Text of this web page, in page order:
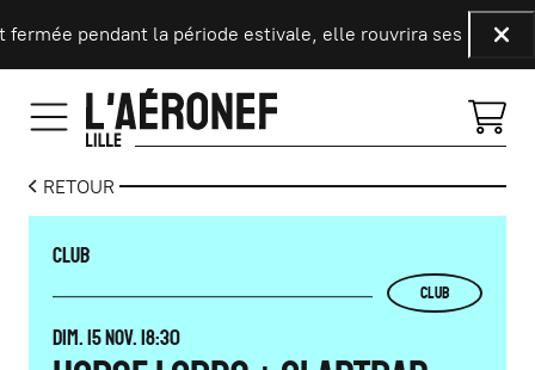
pendant la période estivale, elle rouvrira ses portes
RETOUR
CLUB
CLUB
DIMANCHE
DIM. 15 NOVEMBRE
NOV. 18:30